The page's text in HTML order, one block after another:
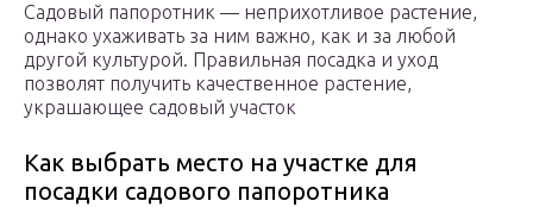
Садовый папоротник — неприхотливое растение,
однако ухаживать за ним важно, как и за любой
другой культурой. Правильная посадка и уход
позволят получить качественное растение,
украшающее садовый участок
Как выбрать место на участке для
посадки садового папоротника